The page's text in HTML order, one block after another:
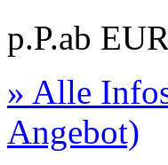
p.P.ab
» Alle
Angebot)